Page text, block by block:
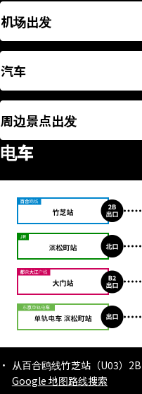
机场出发
汽车
周边景点出发
电车
从百合鸥线竹芝站（U03）
Google 地图路线搜索